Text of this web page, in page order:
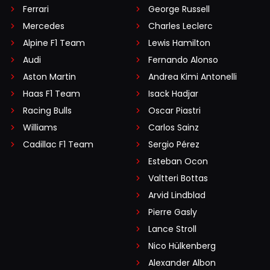
Ferrari
Mercedes
Alpine F1 Team
Audi
Aston Martin
Haas F1 Team
Racing Bulls
Williams
Cadillac F1 Team
George Russell
Charles Leclerc
Lewis Hamilton
Fernando Alonso
Andrea Kimi Antonelli
Isack Hadjar
Oscar Piastri
Carlos Sainz
Sergio Pérez
Esteban Ocon
Valtteri Bottas
Arvid Lindblad
Pierre Gasly
Lance Stroll
Nico Hülkenberg
Alexander Albon